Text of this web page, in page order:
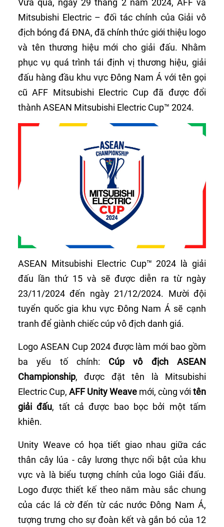
Mitsubishi Electric – đối tác chính của Giải vô
địch bóng đá ĐNA, đã chính thức giới thiệu logo
và tên thương hiệu mới cho giải đấu. Nhằm
phục vụ quá trình tái định vị thương hiệu, giải
đấu hàng đầu khu vực Đông Nam Á với tên gọi
cũ AFF Mitsubishi Electric Cup đã được đổi
thành ASEAN Mitsubishi Electric Cup™ 2024.
ASEAN Mitsubishi Electric Cup™ 2024 là giải
đấu lần thứ 15 và sẽ được diễn ra từ ngày
23/11/2024 đến ngày 21/12/2024. Mười đội
tuyển quốc gia khu vực Đông Nam Á sẽ cạnh
tranh để giành chiếc cúp vô địch danh giá.
Logo ASEAN Cup 2024 được làm mới bao gồm
ba yếu tố chính: Cúp vô địch ASEAN
Championship, được đặt tên là Mitsubishi
Electric Cup, AFF Unity Weave mới, cùng với tên
giải đấu, tất cả được bao bọc bởi một tấm
khiên.
Unity Weave có họa tiết giao nhau giữa các
thân cây lúa - cây lương thực nổi bật của khu
vực và là biểu tượng chính của logo Giải đấu.
Logo được thiết kế theo năm màu sắc chung
của các lá cờ đến từ các nước Đông Nam Á,
tượng trưng cho sự đoàn kết và gắn bó của 12